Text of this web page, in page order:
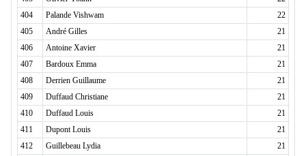
404
Palande Vishwam
22
405
André Gilles
21
406
Antoine Xavier
21
407
Bardoux Emma
21
408
Derrien Guillaume
21
409
Duffaud Christiane
21
410
Duffaud Louis
21
411
Dupont Louis
21
412
Guillebeau Lydia
21